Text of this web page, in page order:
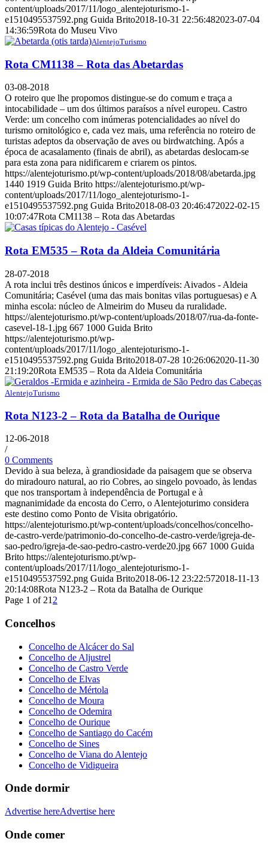
content/uploads/2017/11/logo_alentejoturismo-1-
e1510495537592.png Guida Brito2018-10-31 22:56:482023-07-04
14:36:59Rota do Museu Vivo
AlentejoTurismo
Rota CM1138 – Rota das Abetardas
03-08-2018
O roteiro que lhe propomos distingue-se do comum e traça a
intocabilidade – um dos últimos paraísos a nível europeu. Castro
Verde: um concelho com inúmeras potencialidades ao nível do
turismo ornitológico e, cada vez mais, uma referência no roteiro de
turistas adeptos da observação de aves ou birdwatching. Após a
época de acasalamento (finais de abril), as abetardas deslocam-se
para esta zona para nidificarem e criarem os pintos.
https://alentejoturismo.pt/wp-content/uploads/2018/08/abetarda.jpg
1440 1919 Guida Brito https://alentejoturismo.pt/wp-
content/uploads/2017/11/logo_alentejoturismo-1-
e1510495537592.png Guida Brito2018-08-03 20:46:472022-02-15
10:07:47Rota CM1138 – Rota das Abetardas
Rota EM535 – Rota da Aldeia Comunitária
28-07-2018
A rota inclui três destinos únicos e imperdíveis: Aivados - Aldeia
Comunitária; Casével (uma das mais bonitas vilas portuguesas) e A
minha escola: núcleo de Almeirim do Museu da ruralidade.
https://alentejoturismo.pt/wp-content/uploads/2018/07/rua-da-fonte-
casevel-18-1.jpg 667 1000 Guida Brito
https://alentejoturismo.pt/wp-
content/uploads/2017/11/logo_alentejoturismo-1-
e1510495537592.png Guida Brito2018-07-28 10:26:062020-11-30
21:19:20Rota EM535 – Rota da Aldeia Comunitária
AlentejoTurismo
Rota N123-2 – Rota da Batalha de Ourique
12-06-2018
/
0 Comments
Devido à sua beleza, à grandiosidade da paisagem que se observa
do miradouro natural, ao rio Cobres, ao singelo povoado, às lendas
que nos transportam à independência de Portugal e à
magnanimidade da encosta do Cerro, o Alentejoturimo considera
este destino como Ponto de Visita obrigatório.
https://alentejoturismo.pt/wp-content/uploads/concelhos/concelho-
de-castro-verde/patrimonio-do-concelho-de-castro-verde/igreja-de-
sao-pedro/igreja-de-sao-pedro-castro-verde20.jpg 667 1000 Guida
Brito https://alentejoturismo.pt/wp-
content/uploads/2017/11/logo_alentejoturismo-1-
e1510495537592.png Guida Brito2018-06-12 23:22:572018-11-13
20:14:08Rota N123-2 – Rota da Batalha de Ourique
Page 1 of 21 2
Concelhos
Concelho de Alcácer do Sal
Concelho de Aljustrel
Concelho de Castro Verde
Concelho de Elvas
Concelho de Mértola
Concelho de Moura
Concelho de Odemira
Concelho de Ourique
Concelho de Santiago do Cacém
Concelho de Sines
Concelho de Viana do Alentejo
Concelho de Vidigueira
Onde dormir
Advertise hereAdvertise here
Onde comer